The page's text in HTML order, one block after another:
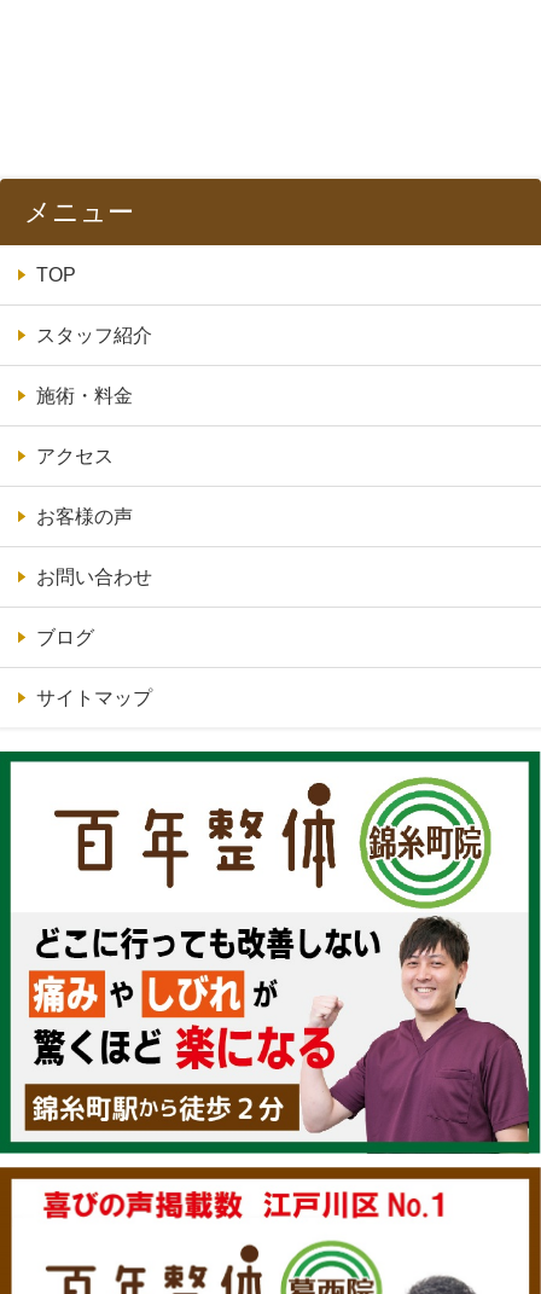
メニュー
TOP
スタッフ紹介
施術・料金
アクセス
お客様の声
お問い合わせ
ブログ
サイトマップ